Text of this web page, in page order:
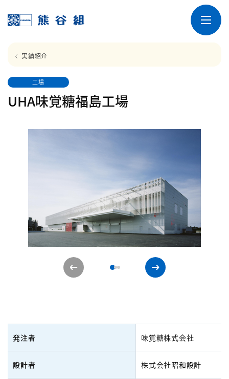
実績紹介
工場
UHA味覚糖福島工場
発注者 味覚糖株式会社
設計者 株式会社昭和設計